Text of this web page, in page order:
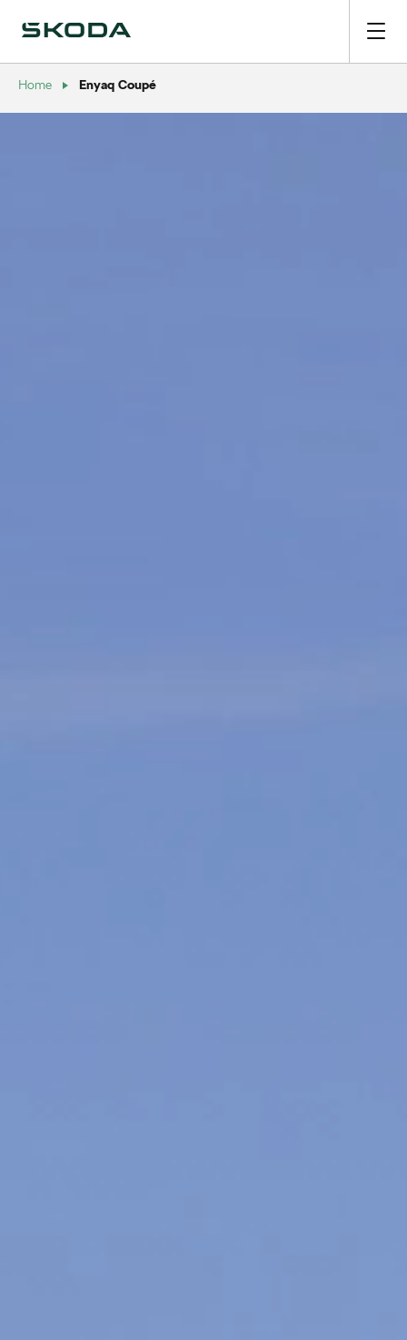
Home Enyaq Coupé